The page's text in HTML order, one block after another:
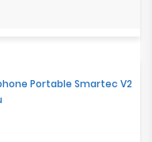
Portable Smartec V2